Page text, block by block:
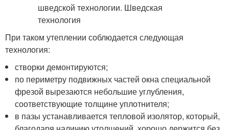
При таком утеплении соблюдается следующая
технология:
створки демонтируются;
по периметру подвижных частей окна специальной
фрезой вырезаются небольшие углубления,
соответствующие толщине уплотнителя;
в пазы устанавливается тепловой изолятор, который,